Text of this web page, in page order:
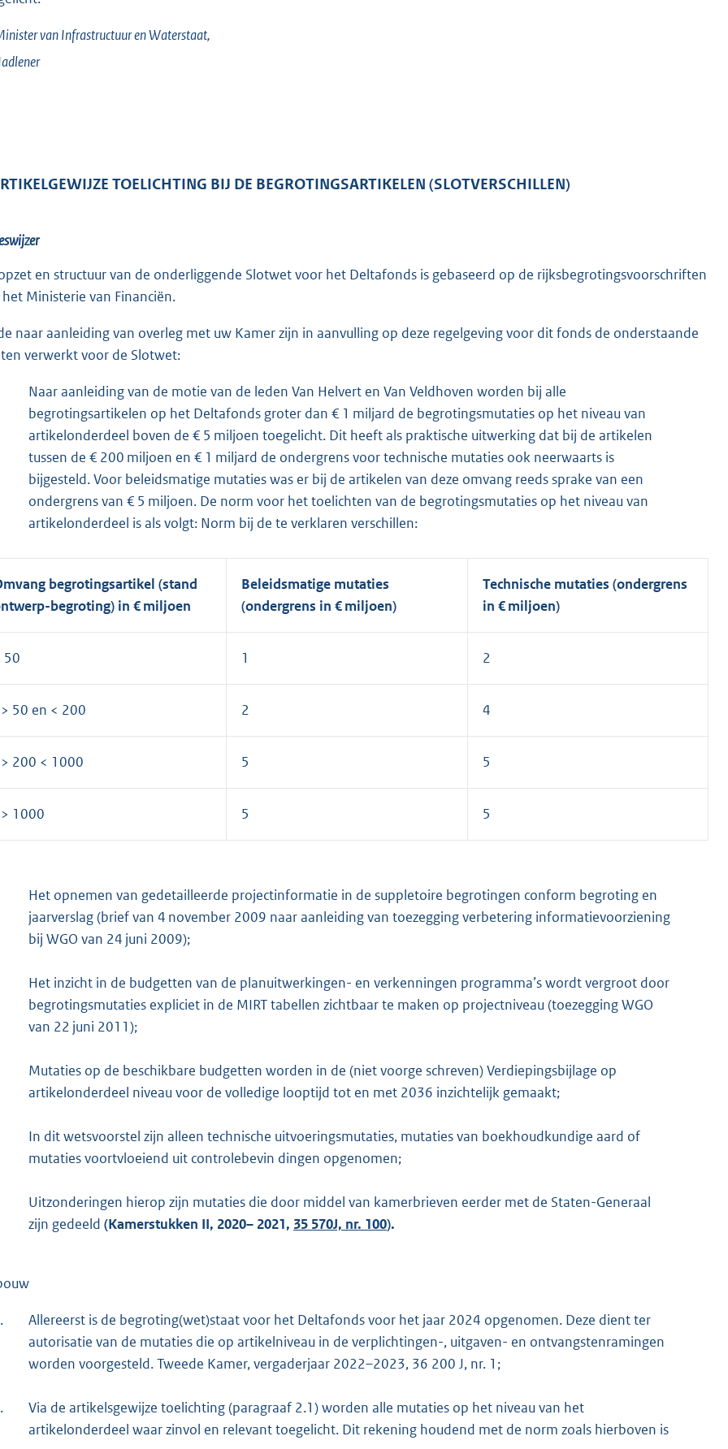
van Infrastructuur en Waterstaat,
TOELICHTING BIJ DE BEGROTINGSARTIKELEN (SLOTVERSCHILLEN)
en structuur van de onderliggende Slotwet voor het Deltafonds is gebaseerd op de rijksbegrotingsvoorschriften
Ministerie van Financiën.
naar aanleiding van overleg met uw Kamer zijn in aanvulling op deze regelgeving voor dit fonds de onderstaande
verwerkt voor de Slotwet:
Naar aanleiding van de motie van de leden Van Helvert en Van Veldhoven worden bij alle
begrotingsartikelen op het Deltafonds groter dan € 1 miljard de begrotingsmutaties op het niveau van
artikelonderdeel boven de € 5 miljoen toegelicht. Dit heeft als praktische uitwerking dat bij de artikelen
tussen de € 200 miljoen en € 1 miljard de ondergrens voor technische mutaties ook neerwaarts is
bijgesteld. Voor beleidsmatige mutaties was er bij de artikelen van deze omvang reeds sprake van een
ondergrens van € 5 miljoen. De norm voor het toelichten van de begrotingsmutaties op het niveau van
artikelonderdeel is als volgt: Norm bij de te verklaren verschillen:
begrotingsartikel (stand
begroting) in € miljoen
Beleidsmatige mutaties
(ondergrens in € miljoen)
Technische mutaties (ondergrens
in € miljoen)
50 1 2
50 en < 200 2 4
200 < 1000 5 5
1000 5 5
Het opnemen van gedetailleerde projectinformatie in de suppletoire begrotingen conform begroting en
jaarverslag (brief van 4 november 2009 naar aanleiding van toezegging verbetering informatievoorziening
bij WGO van 24 juni 2009);
Het inzicht in de budgetten van de planuitwerkingen- en verkenningen programma’s wordt vergroot door
begrotingsmutaties expliciet in de MIRT tabellen zichtbaar te maken op projectniveau (toezegging WGO
van 22 juni 2011);
Mutaties op de beschikbare budgetten worden in de (niet voorge schreven) Verdiepingsbijlage op
artikelonderdeel niveau voor de volledige looptijd tot en met 2036 inzichtelijk gemaakt;
In dit wetsvoorstel zijn alleen technische uitvoeringsmutaties, mutaties van boekhoudkundige aard of
mutaties voortvloeiend uit controlebevin dingen opgenomen;
Uitzonderingen hierop zijn mutaties die door middel van kamerbrieven eerder met de Staten-Generaal
zijn gedeeld (Kamerstukken II, 2020– 2021, 35 570J, nr. 100).
Allereerst is de begroting(wet)staat voor het Deltafonds voor het jaar 2024 opgenomen. Deze dient ter
autorisatie van de mutaties die op artikelniveau in de verplichtingen-, uitgaven- en ontvangstenramingen
worden voorgesteld. Tweede Kamer, vergaderjaar 2022–2023, 36 200 J, nr. 1;
Via de artikelsgewijze toelichting (paragraaf 2.1) worden alle mutaties op het niveau van het
artikelonderdeel waar zinvol en relevant toegelicht. Dit rekening houdend met de norm zoals hierboven is